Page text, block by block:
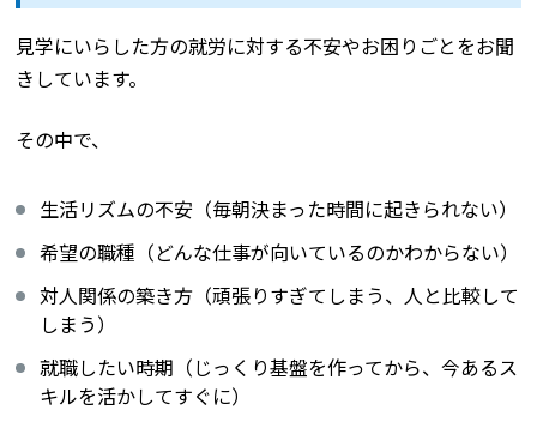
見学にいらした方の就労に対する不安やお困りごとをお聞
きしています。
その中で、
生活リズムの不安（毎朝決まった時間に起きられない）
希望の職種（どんな仕事が向いているのかわからない）
対人関係の築き方（頑張りすぎてしまう、人と比較して
しまう）
就職したい時期（じっくり基盤を作ってから、今あるス
キルを活かしてすぐに）